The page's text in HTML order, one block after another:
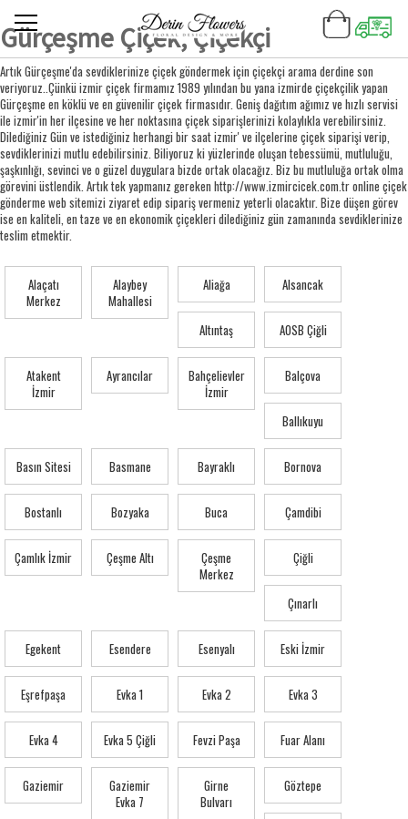
Gürçeşme Çiçek, Çiçekçi
Artık Gürçeşme'da sevdiklerinize çiçek göndermek için çiçekçi arama derdine son
veriyoruz..Çünkü izmir çiçek firmamız 1989 yılından bu yana izmirde çiçekçilik yapan
Gürçeşme en köklü ve en güvenilir çiçek firmasıdır. Geniş dağıtım ağımız ve hızlı servisi
ile izmir'in her ilçesine ve her noktasına çiçek siparişlerinizi kolaylıkla verebilirsiniz.
Dilediğiniz Gün ve istediğiniz herhangi bir saat izmir' ve ilçelerine çiçek siparişi verip,
sevdiklerinizi mutlu edebilirsiniz. Biliyoruz ki yüzlerinde oluşan tebessümü, mutluluğu,
şaşkınlığı, sevinci ve o güzel duygulara bizde ortak olacağız. Biz bu mutluluğa ortak olma
görevini üstlendik. Artık tek yapmanız gereken http://www.izmircicek.com.tr online çiçek
gönderme web sitemizi ziyaret edip sipariş vermeniz yeterli olacaktır. Bize düşen görev
ise en kaliteli, en taze ve en ekonomik çiçekleri dilediğiniz gün zamanında sevdiklerinize
teslim etmektir.
Alaçatı
Merkez
Alaybey
Mahallesi
Aliağa Alsancak
Altıntaş AOSB Çiğli
Atakent
İzmir
Ayrancılar
Bahçelievler
İzmir
Balçova
Ballıkuyu
Basın Sitesi Basmane Bayraklı Bornova
Bostanlı Bozyaka Buca Çamdibi
Çamlık İzmir Çeşme Altı
Çeşme
Merkez
Çiğli
Çınarlı
Egekent Esendere Esenyalı Eski İzmir
Eşrefpaşa Evka 1 Evka 2 Evka 3
Evka 4 Evka 5 Çiğli Fevzi Paşa Fuar Alanı
Gaziemir
Gaziemir
Evka 7
Girne
Bulvarı
Göztepe